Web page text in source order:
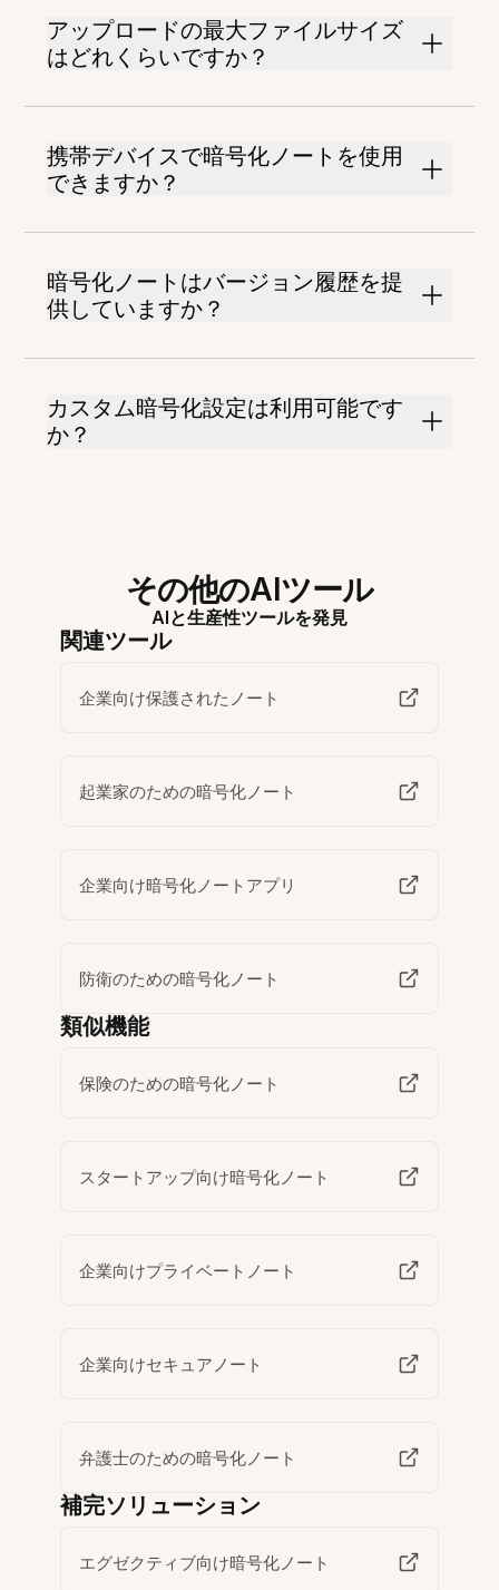
アップロードの最大ファイルサイズ
はどれくらいですか？
携帯デバイスで暗号化ノートを使用
できますか？
暗号化ノートはバージョン履歴を提
供していますか？
カスタム暗号化設定は利用可能です
か？
その他のAIツール
AIと生産性ツールを発見
関連ツール
企業向け保護されたノート
起業家のための暗号化ノート
企業向け暗号化ノートアプリ
防衛のための暗号化ノート
類似機能
保険のための暗号化ノート
スタートアップ向け暗号化ノート
企業向けプライベートノート
企業向けセキュアノート
弁護士のための暗号化ノート
補完ソリューション
エグゼクティブ向け暗号化ノート